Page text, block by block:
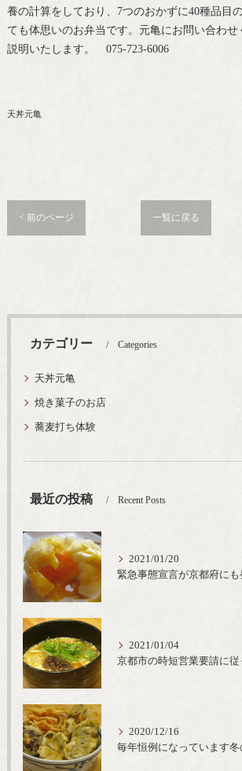
養の計算をしており、7つのおかずに40種品目
ても体思いのお弁当です。元亀にお問い合わ
説明いたします。 075-723-6006
天丼元亀
< 前のページ 一覧に戻る
カテゴリー Categories
天丼元亀
焼き菓子のお店
蕎麦打ち体験
最近の投稿 Recent Posts
2021/01/20
2021/01/04
2020/12/16